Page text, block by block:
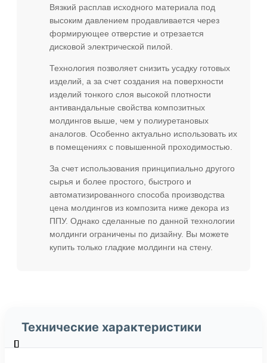
Вязкий расплав исходного материала под
высоким давлением продавливается через
формирующее отверстие и отрезается
дисковой электрической пилой.
Технология позволяет снизить усадку готовых
изделий, а за счет создания на поверхности
изделий тонкого слоя высокой плотности
антивандальные свойства композитных
молдингов выше, чем у полиуретановых
аналогов. Особенно актуально использовать их
в помещениях с повышенной проходимостью.
За счет использования принципиально другого
сырья и более простого, быстрого и
автоматизированного способа производства
цена молдингов из композита ниже декора из
ППУ. Однако сделанные по данной технологии
молдинги ограничены по дизайну. Вы можете
купить только гладкие молдинги на стену.
Технические характеристики